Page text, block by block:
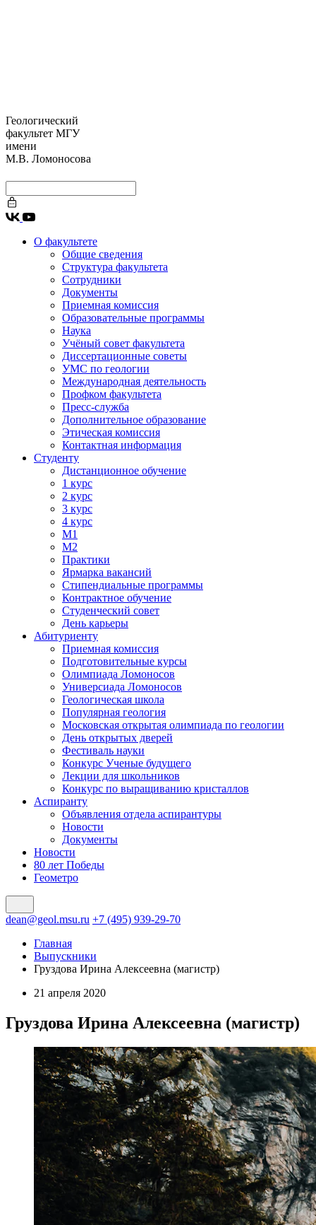
Геологический
факультет МГУ
имени
М.В. Ломоносова
О факультете
Общие сведения
Структура факультета
Сотрудники
Документы
Приемная комиссия
Образовательные программы
Наука
Учёный совет факультета
Диссертационные советы
УМС по геологии
Международная деятельность
Профком факультета
Пресс-служба
Дополнительное образование
Этическая комиссия
Контактная информация
Студенту
Дистанционное обучение
1 курс
2 курс
3 курс
4 курс
М1
М2
Практики
Ярмарка вакансий
Стипендиальные программы
Контрактное обучение
Студенческий совет
День карьеры
Абитуриенту
Приемная комиссия
Подготовительные курсы
Олимпиада Ломоносов
Универсиада Ломоносов
Геологическая школа
Популярная геология
Московская открытая олимпиада по геологии
День открытых дверей
Фестиваль науки
Конкурс Ученые будущего
Лекции для школьников
Конкурс по выращиванию кристаллов
Аспиранту
Объявления отдела аспирантуры
Новости
Документы
Новости
80 лет Победы
Геометро
dean@geol.msu.ru +7 (495) 939-29-70
Главная
Выпускники
Груздова Ирина Алексеевна (магистр)
21 апреля 2020
Груздова Ирина Алексеевна (магистр)